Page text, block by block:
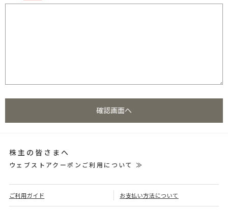
株主の皆さまへ
ウェブストアクーポンご利用について ≫
ご利用ガイド お支払い方法について